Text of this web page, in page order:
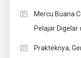
Mercu Buana
Pelajar Digelar
Prakteknya,